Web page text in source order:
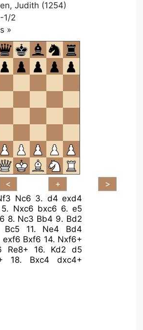
Judith (1254)
1/2
»
om
te
openen.
Nc6 3. d4 exd4
5. Nxc6 bxc6 6.e5
8. Nc3 Bb4 9. Bd2
Bc5 11. Ne4
Bd4
exf6 Bxf6 14. Nxf6+
Re8+ 16. Kd2
d5
18. Bxc4
dxc4+